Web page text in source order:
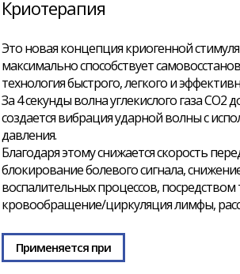
Криотерапия
Это новая концепция криогенной
максимально способствует
технология быстрого, легкого и
За 4 секунды волна углекислого газа CO2
создается вибрация ударной волны с
давления.
Благодаря этому снижается скорость
блокирование болевого сигнала,
воспалительных процессов,
кровообращение/циркуляция лимфы,
Применяется при